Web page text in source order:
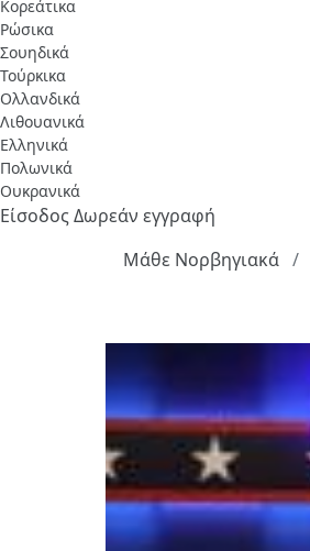
Κορεάτικα
Ρώσικα
Σουηδικά
Τούρκικα
Ολλανδικά
Λιθουανικά
Ελληνικά
Πολωνικά
Ουκρανικά
ΕίσοδοςΔωρεάν εγγραφή
Μάθε Νορβηγιακά